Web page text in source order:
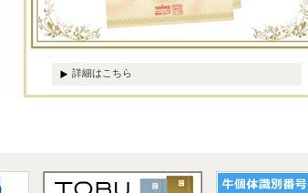
詳細はこちら